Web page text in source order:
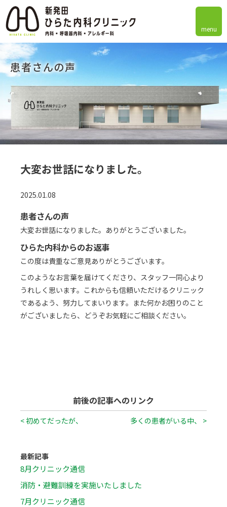
患者さんの声
大変お世話になりました。
2025.01.08
患者さんの声
大変お世話になりました。ありがとうございました。
ひらた内科からのお返事
この度は貴重なご意見ありがとうございます。
このようなお言葉を届けてくださり、スタッフ一同心より
うれしく思います。これからも信頼いただけるクリニック
であるよう、努力してまいります。また何かお困りのこと
がございましたら、どうぞお気軽にご相談ください。
前後の記事へのリンク
< 初めてだったが、 多くの患者がいる中、 >
最新記事
8月クリニック通信
消防・避難訓練を実施いたしました
7月クリニック通信
menu